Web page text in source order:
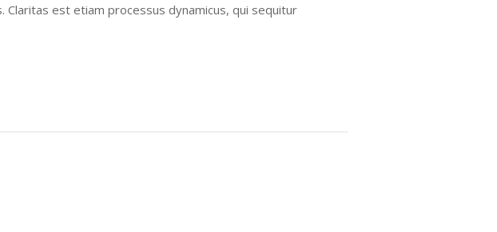
est etiam processus dynamicus, qui sequitur